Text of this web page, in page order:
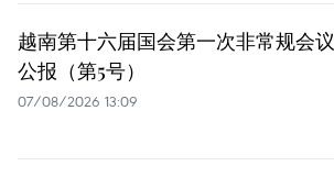
越南第十六届国会第一次非常规会议
公报（第5号）
07/08/2026 13:09